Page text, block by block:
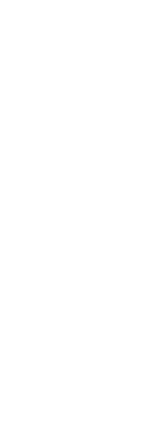
vi ombesörja vinterförvaring åt